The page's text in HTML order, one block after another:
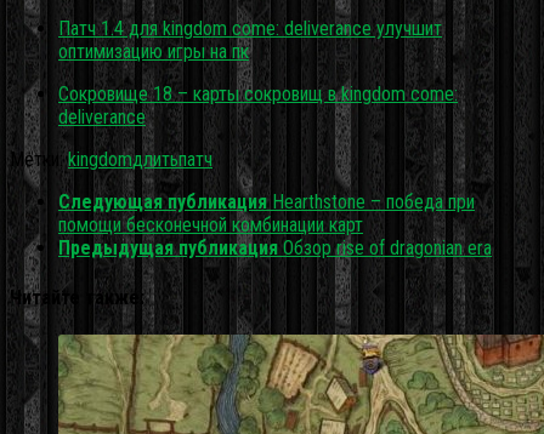
Патч 1.4 для kingdom come: deliverance улучшит
оптимизацию игры на пк
Сокровище 18 – карты сокровищ в kingdom come:
deliverance
Метки:
kingdomдлитьпатч
Следующая публикация Hearthstone – победа при
помощи бесконечной комбинации карт
Предыдущая публикация Обзор rise of dragonian era
Читайте также: